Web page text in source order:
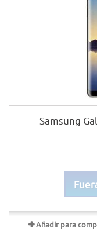
Samsung
Añadir para